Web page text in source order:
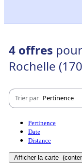
4 offres
Rochelle
Trier par Pertinence
Pertinence
Date
Distance
Afficher la carte